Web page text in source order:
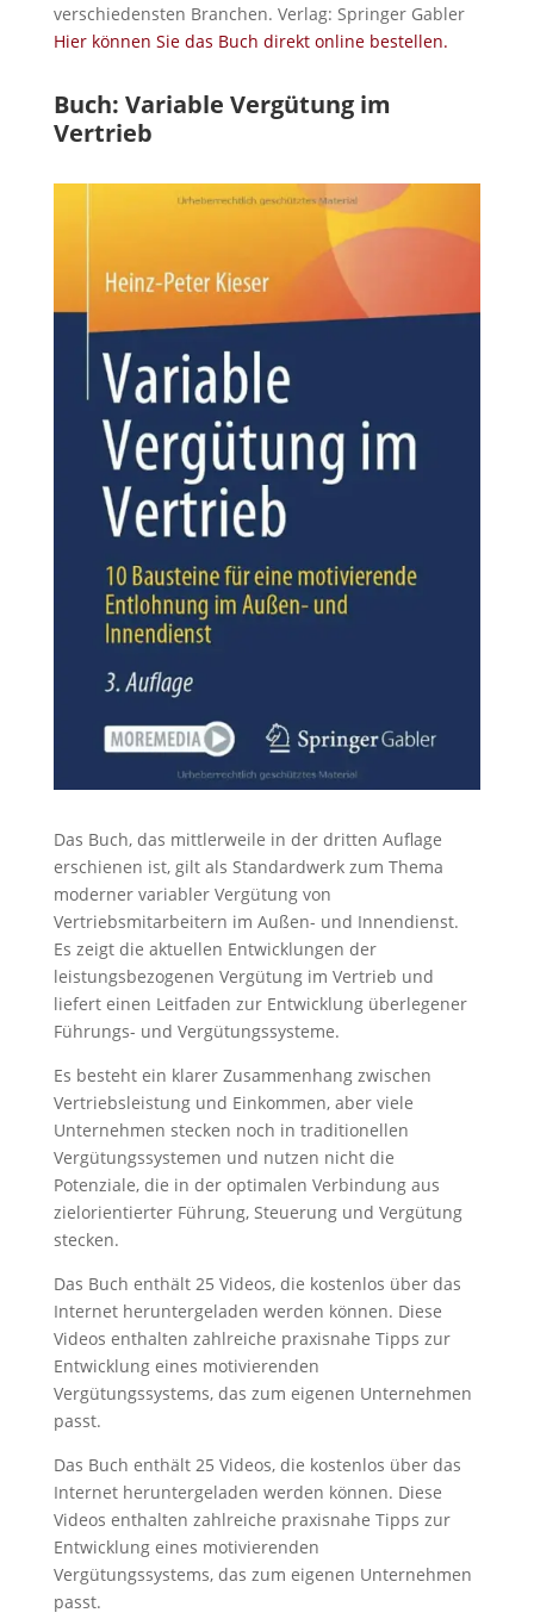
verschiedensten Branchen. Verlag: Springer Gabler
Hier können Sie das Buch direkt online bestellen.
Buch: Variable Vergütung im
Vertrieb
Das Buch, das mittlerweile in der dritten Auflage
erschienen ist, gilt als Standardwerk zum Thema
moderner variabler Vergütung von
Vertriebsmitarbeitern im Außen- und Innendienst.
Es zeigt die aktuellen Entwicklungen der
leistungsbezogenen Vergütung im Vertrieb und
liefert einen Leitfaden zur Entwicklung überlegener
Führungs- und Vergütungssysteme.
Es besteht ein klarer Zusammenhang zwischen
Vertriebsleistung und Einkommen, aber viele
Unternehmen stecken noch in traditionellen
Vergütungssystemen und nutzen nicht die
Potenziale, die in der optimalen Verbindung aus
zielorientierter Führung, Steuerung und Vergütung
stecken.
Das Buch enthält 25 Videos, die kostenlos über das
Internet heruntergeladen werden können. Diese
Videos enthalten zahlreiche praxisnahe Tipps zur
Entwicklung eines motivierenden
Vergütungssystems, das zum eigenen Unternehmen
passt.
Das Buch enthält 25 Videos, die kostenlos über das
Internet heruntergeladen werden können. Diese
Videos enthalten zahlreiche praxisnahe Tipps zur
Entwicklung eines motivierenden
Vergütungssystems, das zum eigenen Unternehmen
passt.